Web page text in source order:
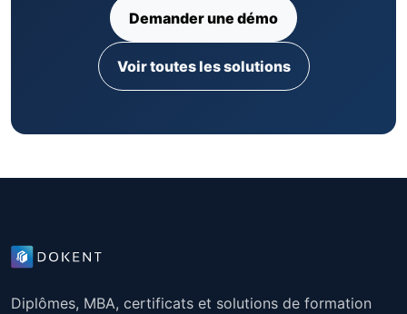
Demander une démo
Voir toutes les solutions
Diplômes, MBA, certificats et solutions de formation